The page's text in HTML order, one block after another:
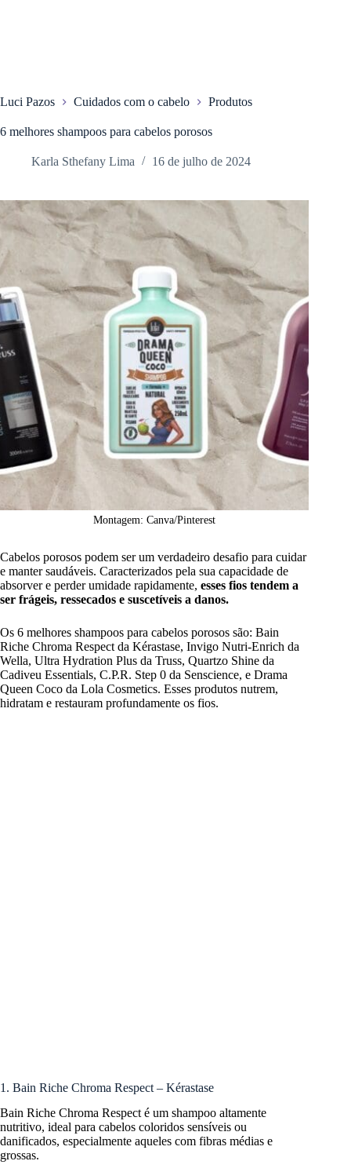
Luci Pazos Cuidados com o cabelo Produtos
6 melhores shampoos para cabelos porosos
Karla Sthefany Lima 16 de julho de 2024
Montagem: Canva/Pinterest
Cabelos porosos podem ser um verdadeiro desafio para cuidar
e manter saudáveis. Caracterizados pela sua capacidade de
absorver e perder umidade rapidamente, esses fios tendem a
ser frágeis, ressecados e suscetíveis a danos.
Os 6 melhores shampoos para cabelos porosos são: Bain
Riche Chroma Respect da Kérastase, Invigo Nutri-Enrich da
Wella, Ultra Hydration Plus da Truss, Quartzo Shine da
Cadiveu Essentials, C.P.R. Step 0 da Senscience, e Drama
Queen Coco da Lola Cosmetics. Esses produtos nutrem,
hidratam e restauram profundamente os fios.
1. Bain Riche Chroma Respect – Kérastase
Bain Riche Chroma Respect é um shampoo altamente
nutritivo, ideal para cabelos coloridos sensíveis ou
danificados, especialmente aqueles com fibras médias e
grossas.